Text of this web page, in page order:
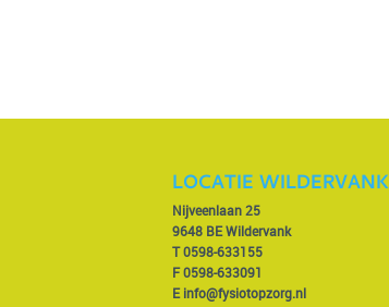
LOCATIE WILDERVANK
Nijveenlaan 25
9648 BE Wildervank
T0598-633155
F 0598-633091
Einfo@fysiotopzorg.nl